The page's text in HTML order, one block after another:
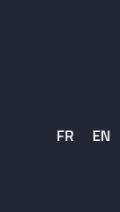
FR EN